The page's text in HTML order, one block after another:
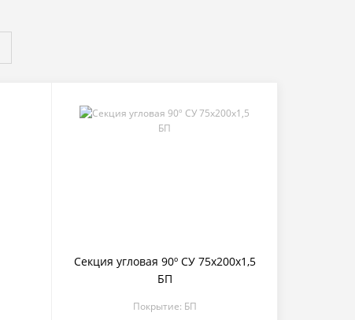
Секция угловая 90º СУ 75х200х1,5
БП
Покрытие: БП